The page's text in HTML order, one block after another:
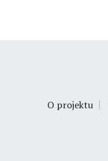
O projektu